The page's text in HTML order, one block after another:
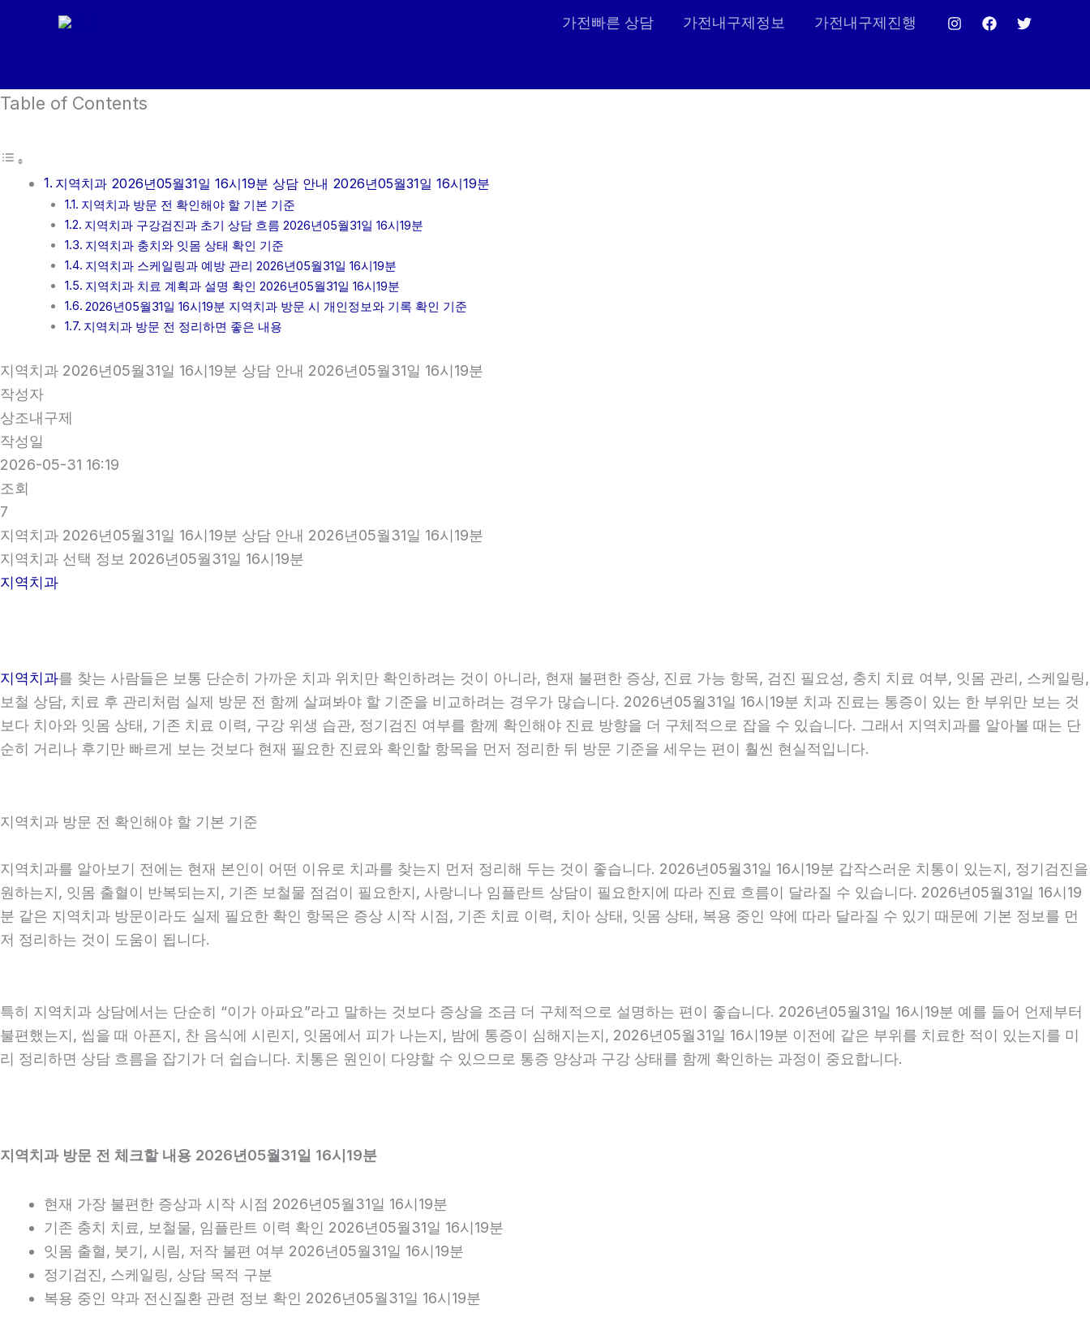
건
뛰
가전빠른 상담 가전내구제정보 가전내구제진행
Table of Contents
지역치과 2026년05월31일 16시19분 상담 안내 2026년05월31일 16시19분
지역치과 방문 전 확인해야 할 기본 기준
지역치과 구강검진과 초기 상담 흐름 2026년05월31일 16시19분
지역치과 충치와 잇몸 상태 확인 기준
지역치과 스케일링과 예방 관리 2026년05월31일 16시19분
지역치과 치료 계획과 설명 확인 2026년05월31일 16시19분
2026년05월31일 16시19분 지역치과 방문 시 개인정보와 기록 확인 기준
지역치과 방문 전 정리하면 좋은 내용
지역치과 2026년05월31일 16시19분 상담 안내 2026년05월31일 16시19분
작성자
상조내구제
작성일
2026-05-31 16:19
조회
7
지역치과 2026년05월31일 16시19분 상담 안내 2026년05월31일 16시19분
지역치과 선택 정보 2026년05월31일 16시19분
지역치과
지역치과를 찾는 사람들은 보통 단순히 가까운 치과 위치만 확인하려는 것이 아니라, 현재 불편한 증상, 진료 가능 항목, 검진 필요성, 충치 치료 여부, 잇몸 관리, 스케일링,
보철 상담, 치료 후 관리처럼 실제 방문 전 함께 살펴봐야 할 기준을 비교하려는 경우가 많습니다. 2026년05월31일 16시19분 치과 진료는 통증이 있는 한 부위만 보는 것
보다 치아와 잇몸 상태, 기존 치료 이력, 구강 위생 습관, 정기검진 여부를 함께 확인해야 진료 방향을 더 구체적으로 잡을 수 있습니다. 그래서 지역치과를 알아볼 때는 단
순히 거리나 후기만 빠르게 보는 것보다 현재 필요한 진료와 확인할 항목을 먼저 정리한 뒤 방문 기준을 세우는 편이 훨씬 현실적입니다.
지역치과 방문 전 확인해야 할 기본 기준
지역치과를 알아보기 전에는 현재 본인이 어떤 이유로 치과를 찾는지 먼저 정리해 두는 것이 좋습니다. 2026년05월31일 16시19분 갑작스러운 치통이 있는지, 정기검진을
원하는지, 잇몸 출혈이 반복되는지, 기존 보철물 점검이 필요한지, 사랑니나 임플란트 상담이 필요한지에 따라 진료 흐름이 달라질 수 있습니다. 2026년05월31일 16시19
분 같은 지역치과 방문이라도 실제 필요한 확인 항목은 증상 시작 시점, 기존 치료 이력, 치아 상태, 잇몸 상태, 복용 중인 약에 따라 달라질 수 있기 때문에 기본 정보를 먼
저 정리하는 것이 도움이 됩니다.
특히 지역치과 상담에서는 단순히 “이가 아파요”라고 말하는 것보다 증상을 조금 더 구체적으로 설명하는 편이 좋습니다. 2026년05월31일 16시19분 예를 들어 언제부터
불편했는지, 씹을 때 아픈지, 찬 음식에 시린지, 잇몸에서 피가 나는지, 밤에 통증이 심해지는지, 2026년05월31일 16시19분 이전에 같은 부위를 치료한 적이 있는지를 미
리 정리하면 상담 흐름을 잡기가 더 쉽습니다. 치통은 원인이 다양할 수 있으므로 통증 양상과 구강 상태를 함께 확인하는 과정이 중요합니다.
지역치과 방문 전 체크할 내용 2026년05월31일 16시19분
현재 가장 불편한 증상과 시작 시점 2026년05월31일 16시19분
기존 충치 치료, 보철물, 임플란트 이력 확인 2026년05월31일 16시19분
잇몸 출혈, 붓기, 시림, 저작 불편 여부 2026년05월31일 16시19분
정기검진, 스케일링, 상담 목적 구분
복용 중인 약과 전신질환 관련 정보 확인 2026년05월31일 16시19분